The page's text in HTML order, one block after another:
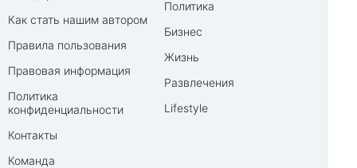
Как стать нашим автором
Правила пользования
Правовая информация
Политика
конфиденциальности
Контакты
Команда
Политика
Бизнес
Жизнь
Развлечения
Lifestyle